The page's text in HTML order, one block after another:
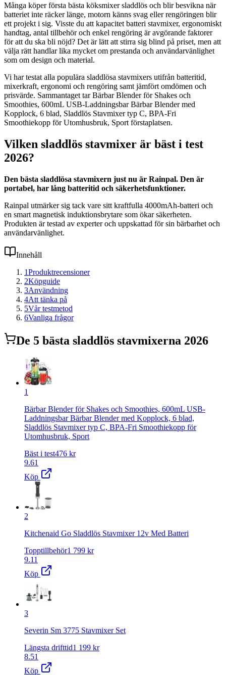
Många köper första bästa köksmixer sladdlös och blir besvikna när
batteriet inte räcker länge, motorn känns svag eller rengöringen blir
ett projekt i sig. Visste du att kapacitet batteri stavmixer, ergonomiskt
handtag, antal tillbehör och enkel rengöring är avgörande faktorer
för att du ska bli nöjd? Det är lätt att stirra sig blind på priset, men att
välja rätt handlar lika mycket om prestanda och användarvänlighet
som om design och material.
Vi har testat alla populära sladdlösa stavmixers utifrån batteritid,
mixerkraft, ergonomi och rengöring samt jämfört omdömen och
prisvärde. Sammantaget tar Bärbar Blender för Shakes och
Smoothies, 600mL USB-Laddningsbar Bärbar Blender med
Kopplock, 6 blad, Sladdlös Stavmixer typ C, BPA-Fri
Smoothiekopp för Utomhusbruk, Sport förstaplatsen.
Vilken sladdlös stavmixer är bäst i test
2026?
Den bästa sladdlösa stavmixern just nu är Rainpal. Den är
portabel, har lång batteritid och säkerhetsfunktioner.
Rainpal utmärker sig tack vare sitt kraftfulla 4000mAh-batteri och
en smart magnetisk induktionsbrytare som ökar säkerheten.
Produkten är testad av experter och uppskattad för sin bärbarhet och
användarvänlighet.
Innehåll
1Produktrecensioner
2Köpguide
3Användning
4Att tänka på
5Vår testmetod
6Vanliga frågor
De 5 bästa sladdlös stavmixerna 2026
1
Bärbar Blender för Shakes och Smoothies, 600mL USB-
Laddningsbar Bärbar Blender med Kopplock, 6 blad,
Sladdlös Stavmixer typ C, BPA-Fri Smoothiekopp för
Utomhusbruk, Sport
Bäst i test476 kr
9.61
Köp
2
Kitchenaid Go Sladdlös Stavmixer 12v Med Batteri
Topptillbehör1 799 kr
9.11
Köp
3
Severin Sm 3775 Stavmixer Set
Längsta drifttid1 199 kr
8.51
Köp